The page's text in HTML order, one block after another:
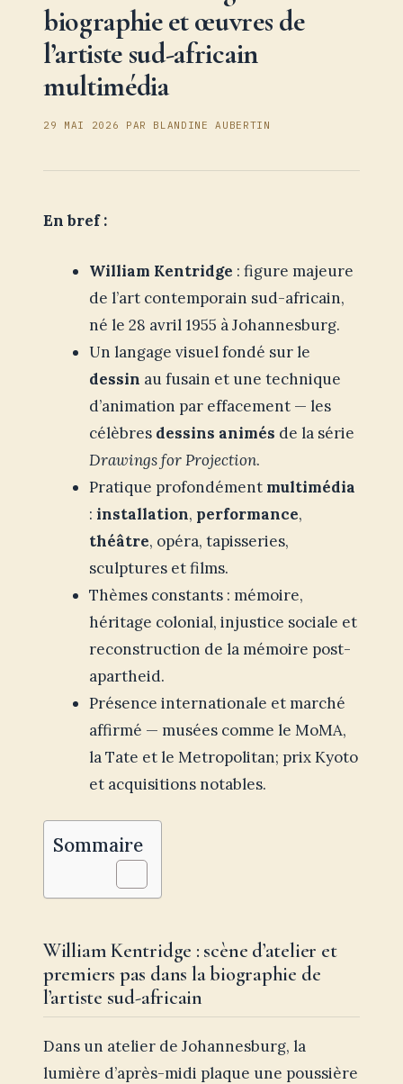
biographie et œuvres de
l’artiste sud-africain
multimédia
29 MAI 2026 PAR BLANDINE AUBERTIN
En bref :
William Kentridge : figure majeure
de l’art contemporain sud-africain,
né le 28 avril 1955 à Johannesburg.
Un langage visuel fondé sur le
dessin au fusain et une technique
d’animation par effacement — les
célèbres dessins animés de la série
Drawings for Projection.
Pratique profondément multimédia
: installation, performance,
théâtre, opéra, tapisseries,
sculptures et films.
Thèmes constants : mémoire,
héritage colonial, injustice sociale et
reconstruction de la mémoire post-
apartheid.
Présence internationale et marché
affirmé — musées comme le MoMA,
la Tate et le Metropolitan; prix Kyoto
et acquisitions notables.
Sommaire
William Kentridge : scène d’atelier et
premiers pas dans la biographie de
l’artiste sud-africain
Dans un atelier de Johannesburg, la
lumière d’après-midi plaque une poussière